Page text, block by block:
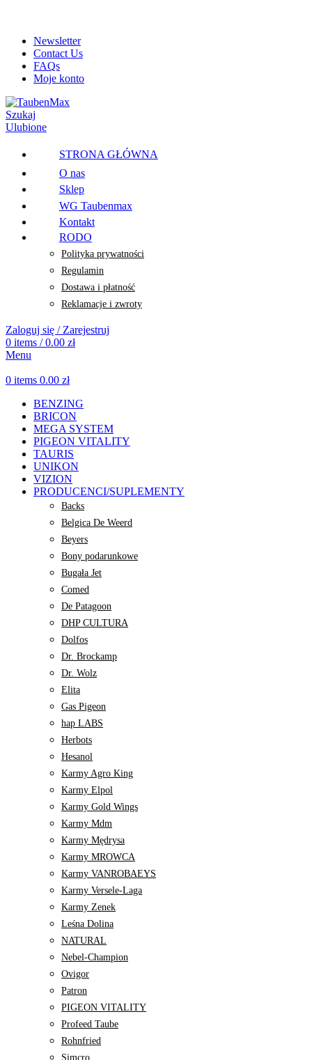
Newsletter
Contact Us
FAQs
Moje konto
Szukaj
Ulubione
STRONA GŁÓWNA
O nas
Sklep
WG Taubenmax
Kontakt
RODO
Polityka prywatności
Regulamin
Dostawa i płatność
Reklamacje i zwroty
Zaloguj się / Zarejestruj
0 items / 0.00 zł
Menu
0 items 0.00 zł
BENZING
BRICON
MEGA SYSTEM
PIGEON VITALITY
TAURIS
UNIKON
VIZION
PRODUCENCI/SUPLEMENTY
Backs
Belgica De Weerd
Beyers
Bony podarunkowe
Bugała Jet
Comed
De Patagoon
DHP CULTURA
Dolfos
Dr. Brockamp
Dr. Wolz
Elita
Gas Pigeon
hap LABS
Herbots
Hesanol
Karmy Agro King
Karmy Elpol
Karmy Gold Wings
Karmy Mdm
Karmy Mędrysa
Karmy MROWCA
Karmy VANROBAEYS
Karmy Versele-Laga
Karmy Zenek
Leśna Dolina
NATURAL
Nebel-Champion
Ovigor
Patron
PIGEON VITALITY
Profeed Taube
Rohnfried
Simcro